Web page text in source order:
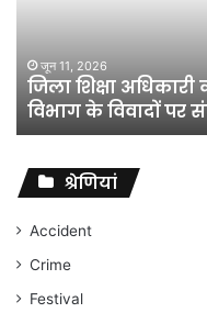
शिक्षा
विभाग
विवादों
संघर्ष
जारी
रहेगा
अंकित
गौरहा
जून 11, 2026
जिला शिक्षा
विभाग के विवादों पर
श्रेणियां
Accident
Crime
Festival